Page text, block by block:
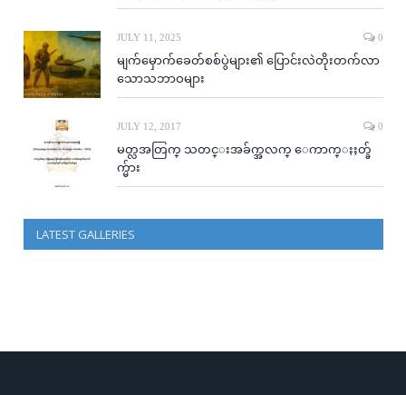
JULY 11, 2025 0
မျက်မှောက်ခေတ်စစ်ပွဲများ၏ ပြောင်းလဲတိုးတက်လာ
သောသဘာဝများ
JULY 12, 2017 0
မတ္လအတြက္ သတင္းအခ်က္အလက္ ေကာက္ႏႈတ္ခ်
က္မ်ား
LATEST GALLERIES